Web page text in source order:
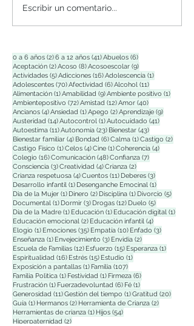
Escribir un comentario...
0 a 6 años (2)2 entradas
6 a 12 años (41)41 entradas
Abuelos (6)6 entradas
Aceptación (2)2 entradas
Acoso (8)8 entradas
Acosoescolar (9)9 entradas
Actividades (5)5 entradas
Adicciones (16)16 entradas
Adolescencia (1)1 entrada
Adolescentes (70)70 entradas
Afectividad (6)6 entradas
Alcohol (11)11 entradas
Alimentación (1)1 entrada
Amabilidad (9)9 entradas
Ambiente positivo (1)1 entrada
Ambientepositivo (72)72 entradas
Amistad (12)12 entradas
Amor (40)40 entradas
Ancianos (4)4 entradas
Ansiedad (1)1 entrada
Apego (2)2 entradas
Aprendizaje (9)9 entradas
Austeridad (14)14 entradas
Autocontrol (1)1 entrada
Autocuidado (41)41 entradas
Autoestima (11)11 entradas
Autonomía (23)23 entradas
Bienestar (43)43 entradas
Bienestar familiar (4)4 entradas
Bondad (6)6 entradas
Calma (1)1 entrada
Castigo (2)2
Castigo Físico (1)1 entrada
Celos (4)4 entradas
Cine (1)1 entrada
Coherencia (4)4 entradas
Colegio (16)16 entradas
Comunicación (48)48 entradas
Confianza (7)7 entradas
Consciencia (3)3 entradas
Creatividad (4)4 entradas
Crianza (2)2 entradas
Crianza respetuosa (4)4 entradas
Cuentos (11)11 entradas
Deberes (3)3 entradas
Desarrollo infantil (1)1 entrada
Desenganche Emocinal (1)1 entrada
Dia de la Mujer (1)1 entrada
Dinero (2)2 entradas
Disciplina (1)1 entrada
Divorcio (5)5
Documental (1)1 entrada
Dormir (3)3 entradas
Drogas (12)12 entradas
Duelo (5)5 entradas
Día de la Madre (1)1 entrada
Educación (1)1 entrada
Educación digital (1)1
Educación emocional (2)2 entradas
Educación infantil (4)4 entradas
Elogio (1)1 entrada
Emociones (35)35 entradas
Empatía (10)10 entradas
Enfado (3)3 entradas
Enseñanza (1)1 entrada
Envejecimiento (3)3 entradas
Envidia (2)2 entradas
Escuela de Familias (12)12 entradas
Esfuerzo (15)15 entradas
Esperanza (1)1 entrada
Espiritualidad (16)16 entradas
Estrés (15)15 entradas
Estudio (1)1 entrada
Exposición a pantallas (1)1 entrada
Familia (107)107 entradas
Familia Polìtica (1)1 entrada
Festividad (1)1 entrada
Firmeza (6)6 entradas
Frustración (1)1 entrada
Fuerzadevoluntad (6)6 entradas
Fé (1)1 entrada
Generosidad (11)11 entradas
Gestión del tiempo (1)1 entrada
Gratitud (20)20
Guía (1)1 entrada
Hermanos (2)2 entradas
Herramienta de Crianza (2)2 entradas
Herramientas de crianza (1)1 entrada
Hijos (54)54 entradas
Hiperpaternidad (2)2 entradas